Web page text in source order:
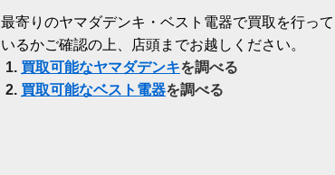
最寄りのヤマダデンキ・ベスト電器で買取を行って
いるかご確認の上、店頭までお越しください。
買取可能なヤマダデンキを調べる
買取可能なベスト電器を調べる